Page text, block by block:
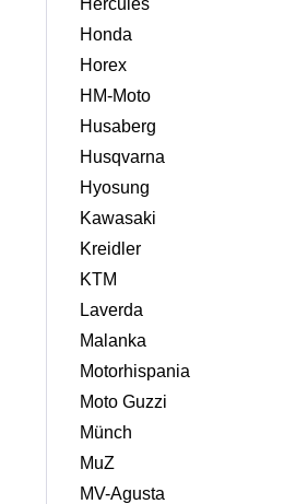
Hercules
Honda
Horex
HM-Moto
Husaberg
Husqvarna
Hyosung
Kawasaki
Kreidler
KTM
Laverda
Malanka
Motorhispania
Moto Guzzi
Münch
MuZ
MV-Agusta